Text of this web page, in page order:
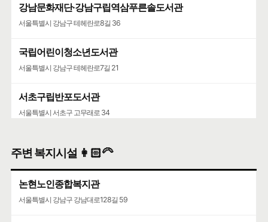
강남문화재단·강남구립역삼푸른솔도서관
서울특별시 강남구 테헤란로8길 36
국립어린이청소년도서관
서울특별시 강남구 테헤란로7길 21
서초구립반포도서관
서울특별시 서초구 고무래로 34
주변 복지시설 👩🏻‍🦳
논현노인종합복지관
서울특별시 강남구 강남대로128길 59